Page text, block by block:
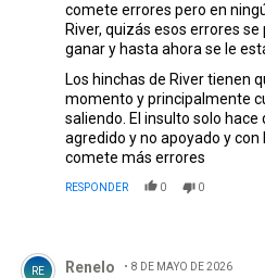
comete errores pero en
River, quizás esos errores
ganar y hasta ahora se le
Los hinchas de River tienen
momento y principalmente
saliendo. El insulto solo
agredido y no apoyado y
comete más errores
RESPONDER 0 0
Comentario de Renelo.
RE Renelo 8 DE MAYO DE 2026